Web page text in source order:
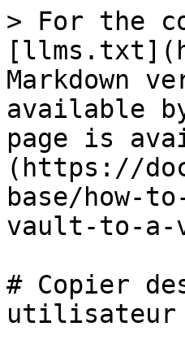
> For the
Markdown
available
page is
(https://
base/how-
vault-to-a-
# Copier
utilisateur